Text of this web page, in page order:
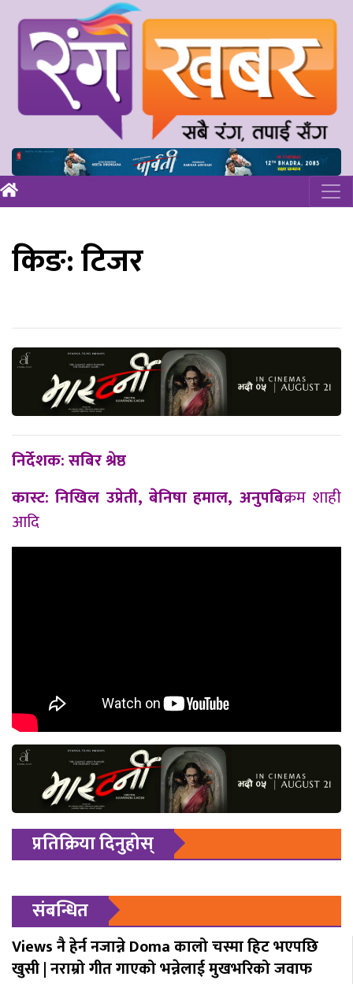
किङ: टिजर
निर्देशक: सबिर श्रेष्ठ
कास्ट: निखिल उप्रेती, बेनिषा हमाल, अनुपबिक्रम शाही
आदि
प्रतिक्रिया दिनुहोस्
संबन्धित
Views नै हेर्न नजान्ने Doma कालो चस्मा हिट भएपछि
खुसी | नराम्रो गीत गाएको भन्नेलाई मुखभरिको जवाफ